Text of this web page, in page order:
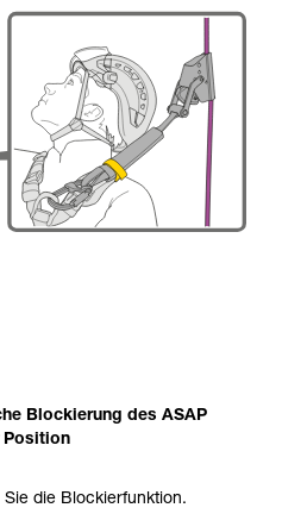
Blockierung des ASAP
Position
Sie die Blockierfunktion.